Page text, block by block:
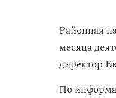
Районная
месяца
директор
По